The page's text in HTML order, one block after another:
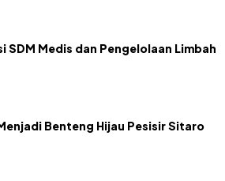
Medis dan Pengelolaan Limbah
Benteng Hijau Pesisir Sitaro